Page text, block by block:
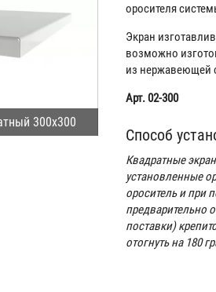
300х300
оросителя
Экран
возможно
из нержавеющей
Арт. 02-300
Способ
Квадратные
установленные
ороситель и при
предварительно
поставки)
отогнуть на 180